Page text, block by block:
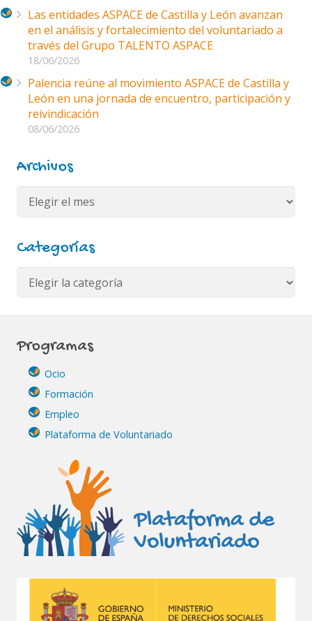
Las entidades ASPACE de Castilla y León avanzan
en el análisis y fortalecimiento del voluntariado a
través del Grupo TALENTO ASPACE
18/06/2026
Palencia reúne al movimiento ASPACE de Castilla y
León en una jornada de encuentro, participación y
reivindicación
08/06/2026
Archivos
Archivos
Categorías
Categorías
Programas
Ocio
Formación
Empleo
Plataforma de Voluntariado